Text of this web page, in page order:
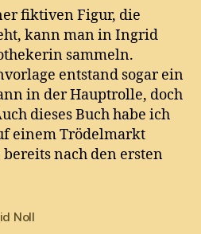
mit
einer
Apothekerin…
fiktiven Figur, die
kann man in Ingrid
sammeln.
entstand sogar ein
in der Hauptrolle, doch
dieses Buch habe ich
einem Trödelmarkt
nach den ersten
Noll